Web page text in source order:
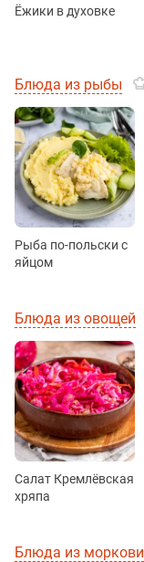
Ёжики в духовке
Блюда из рыбы
Рыба по-польски с
яйцом
Блюда из овощей
Салат Кремлёвская
хряпа
Блюда из моркови